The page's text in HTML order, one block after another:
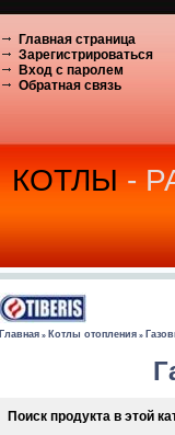
КОТЛЫ -
Главная страница
Зарегистрироваться
Вход с паролем
Обратная связь
Главная » Котлы отопления »
Поиск продукта в этой